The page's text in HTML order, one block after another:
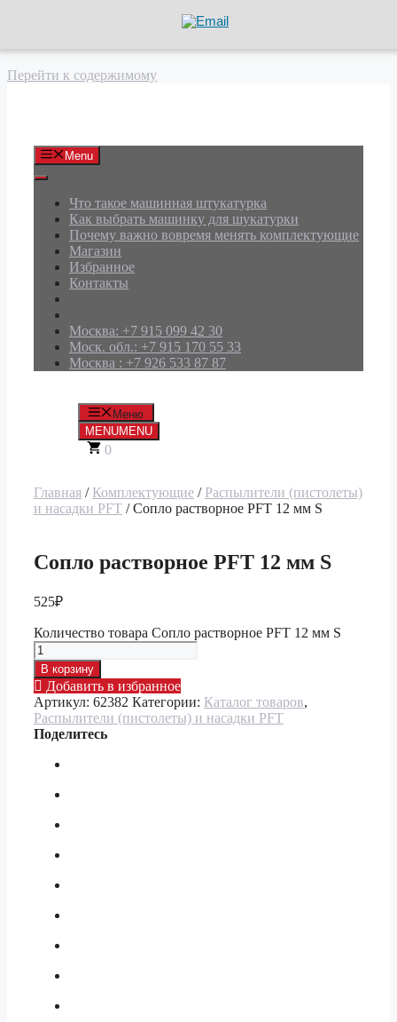
Перейти к содержимому
Menu
Что такое машинная штукатурка
Как выбрать машинку для шукатурки
Почему важно вовремя менять комплектующие
Магазин
Избранное
Контакты
Москва: +7 915 099 42 30
Моск. обл.: +7 915 170 55 33
Москва : +7 926 533 87 87
Меню
MENUMENU
0
Главная / Комплектующие / Распылители (пистолеты)
и насадки PFT / Сопло растворное PFT 12 мм S
Сопло растворное PFT 12 мм S
525₽
Количество товара Сопло растворное PFT 12 мм S
В корзину
Добавить в избранное
Артикул: 62382 Категории: Каталог товаров,
Распылители (пистолеты) и насадки PFT
Поделитесь